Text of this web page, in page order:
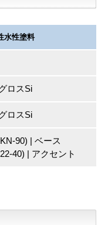
水性塗料
ロスSi
ロスSi
90) | ベース
40) | アクセント